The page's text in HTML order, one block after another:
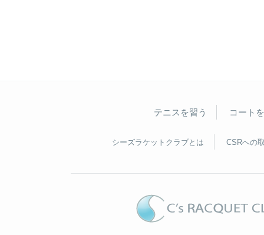
テニスを習う コート
シーズラケットクラブとは CSRへの